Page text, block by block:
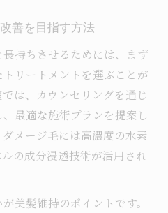
善を目指す方法
持ちさせるためには、まず
リートメントを選ぶことが
は、カウンセリングを通じ
最適な施術プランを提案し
メージ毛には高濃度の水素
の成分浸透技術が活用され
美髪維持のポイントです。